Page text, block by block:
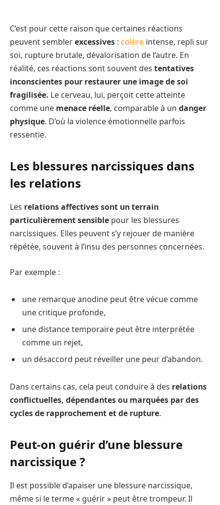
C’est pour cette raison que certaines réactions
peuvent semblerexcessives : colère intense, repli sur
soi, rupture brutale, dévalorisation de l’autre. En
réalité, ces réactions sont souvent des tentatives
inconscientes pour restaurer une image de soi
fragilisée. Le cerveau, lui, perçoit cette atteinte
comme une menace réelle, comparable à un danger
physique. D’où la violence émotionnelle parfois
ressentie.
Les blessures narcissiques dans
les relations
Les relations affectives sont un terrain
particulièrement sensible pour les blessures
narcissiques. Elles peuvent s’y rejouer de manière
répétée, souvent à l’insu des personnes concernées.
Par exemple :
une remarque anodine peut être vécue comme
une critique profonde,
une distance temporaire peut être interprétée
comme un rejet,
un désaccord peut réveiller une peur d’abandon.
Dans certains cas, cela peut conduire à des relations
conflictuelles, dépendantes ou marquées par des
cycles de rapprochement et de rupture.
Peut-on guérir d’une blessure
narcissique ?
Il est possible d’apaiser une blessure narcissique,
même si le terme « guérir » peut être trompeur. Il